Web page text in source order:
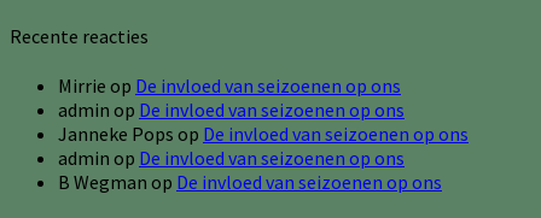
Recente reacties
Mirrie op De invloed van seizoenen op ons
admin op De invloed van seizoenen op ons
Janneke Pops op De invloed van seizoenen op ons
admin op De invloed van seizoenen op ons
B Wegman op De invloed van seizoenen op ons